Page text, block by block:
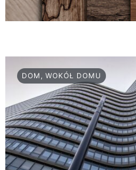
DOM, WOKÓŁ DOMU